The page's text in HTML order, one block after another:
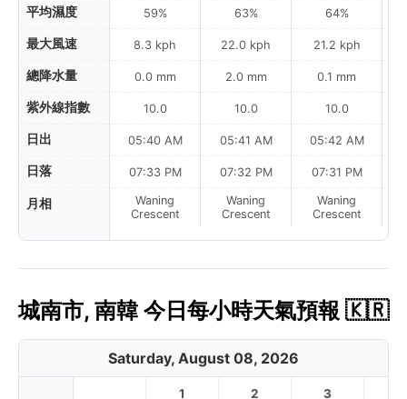
平均濕度
最大風速
總降水量
紫外線指數
日出
日落
月相
59%
8.3 kph
0.0 mm
10.0
05:40 AM
07:33 PM
Waning
Crescent
63%
22.0 kph
2.0 mm
10.0
05:41 AM
07:32 PM
Waning
Crescent
64%
21.2 kph
0.1 mm
10.0
05:42 AM
07:31 PM
Waning
Crescent
城南市, 南韓 今日每小時天氣預報 🇰🇷
Saturday, August 08, 2026
1 2 3